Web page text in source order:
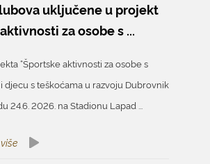
uključene u projekt
za osobe s ...
“Športske aktivnosti za osobe s
djecu s teškoćama u razvoju Dubrovnik
24.6. 2026. na Stadionu Lapad ...